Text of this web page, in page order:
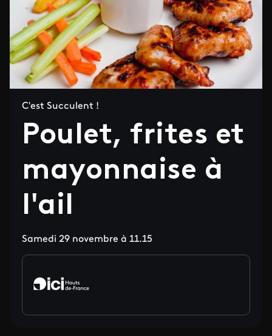
C'est Succulent !
Poulet, frites et
mayonnaise à
l'ail
Samedi 29 novembre à 11.15